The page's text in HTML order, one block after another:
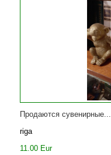
Продаются сувенирные...
riga
11.00 Eur